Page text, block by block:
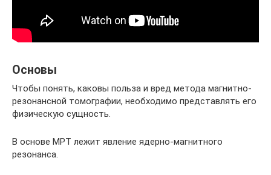
Основы
Чтобы понять, каковы польза и вред метода магнитно-
резонансной томографии, необходимо представлять его
физическую сущность.
В основе МРТ лежит явление ядерно-магнитного
резонанса.